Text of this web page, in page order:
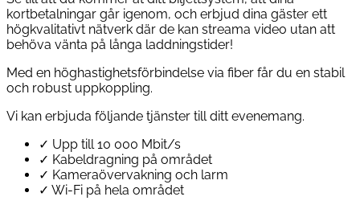
kortbetalningar går igenom, och erbjud dina gäster ett
högkvalitativt nätverk där de kan streama video utan att
behöva vänta på långa laddningstider!
Med en höghastighetsförbindelse via fiber får du en stabil
och robust uppkoppling.
Vi kan erbjuda följande tjänster till ditt evenemang.
✓ Upp till 10 000 Mbit/s
✓ Kabeldragning på området
✓ Kameraövervakning och larm
✓ Wi-Fi på hela området